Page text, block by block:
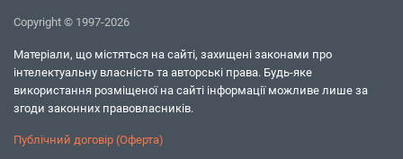
Copyright © 1997-2026
Матеріали, що містяться на сайті, захищені законами про
інтелектуальну власність та авторські права. Будь-яке
використання розміщеної на сайті інформації можливе лише за
згоди законних правовласників.
Публічний договір (Оферта)